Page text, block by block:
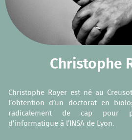
Christophe
Christophe Royer est né au
l’obtention d’un doctorat en
radicalement de cap pour
d’informatique à l’INSA de Lyon.